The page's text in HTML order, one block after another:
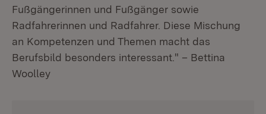
Fußgängerinnen und Fußgänger sowie
Radfahrerinnen und Radfahrer. Diese Mischung
an Kompetenzen und Themen macht das
Berufsbild besonders interessant." – Bettina
Woolley